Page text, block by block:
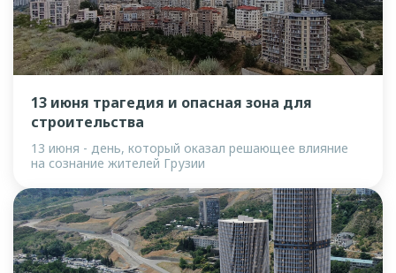
13 июня трагедия и опасная зона для
строительства
13 июня - день, который оказал решающее влияние
на сознание жителей Грузии